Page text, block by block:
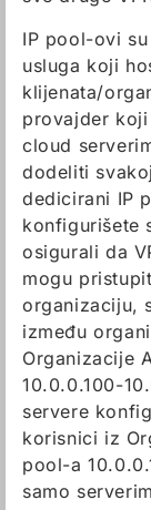
IP pool-ovi
usluga koji
klijenata/
provajder
cloud
dodeliti
dedicirani IP
konfigurišete
osigurali da
mogu
organizaciju,
između
Organizacije
10.0.0.100-
servere
korisnici iz
pool-a
samo